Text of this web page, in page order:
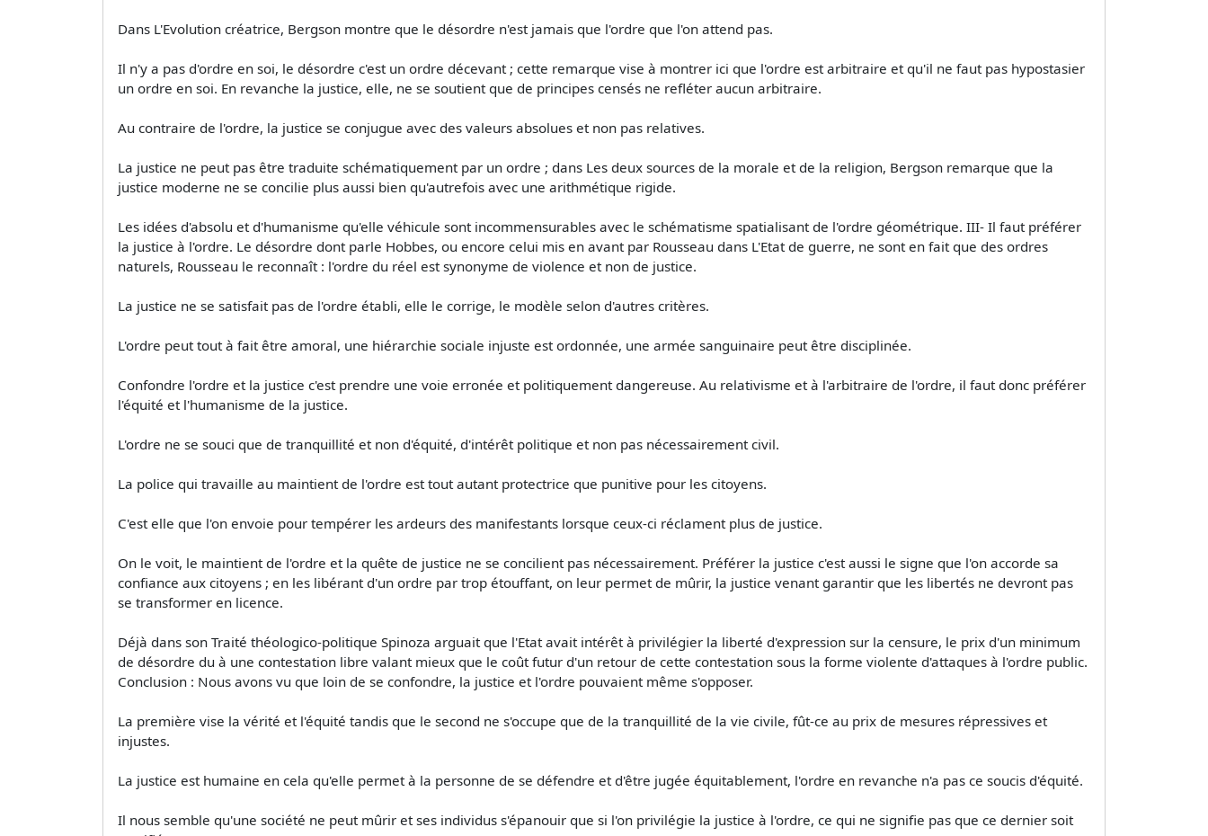
Dans L'Evolution créatrice, Bergson montre que le désordre n'est jamais que l'ordre que l'on attend pas.
Il n'y a pas d'ordre en soi, le désordre c'est un ordre décevant ; cette remarque vise à montrer ici que l'ordre est arbitraire et qu'il ne faut pas hypostasier
un ordre en soi. En revanche la justice, elle, ne se soutient que de principes censés ne refléter aucun arbitraire.
Au contraire de l'ordre, la justice se conjugue avec des valeurs absolues et non pas relatives.
La justice ne peut pas être traduite schématiquement par un ordre ; dans Les deux sources de la morale et de la religion, Bergson remarque que la
justice moderne ne se concilie plus aussi bien qu'autrefois avec une arithmétique rigide.
Les idées d'absolu et d'humanisme qu'elle véhicule sont incommensurables avec le schématisme spatialisant de l'ordre géométrique. III- Il faut préférer
la justice à l'ordre. Le désordre dont parle Hobbes, ou encore celui mis en avant par Rousseau dans L'Etat de guerre, ne sont en fait que des ordres
naturels, Rousseau le reconnaît : l'ordre du réel est synonyme de violence et non de justice.
La justice ne se satisfait pas de l'ordre établi, elle le corrige, le modèle selon d'autres critères.
L'ordre peut tout à fait être amoral, une hiérarchie sociale injuste est ordonnée, une armée sanguinaire peut être disciplinée.
Confondre l'ordre et la justice c'est prendre une voie erronée et politiquement dangereuse. Au relativisme et à l'arbitraire de l'ordre, il faut donc préférer
l'équité et l'humanisme de la justice.
L'ordre ne se souci que de tranquillité et non d'équité, d'intérêt politique et non pas nécessairement civil.
La police qui travaille au maintient de l'ordre est tout autant protectrice que punitive pour les citoyens.
C'est elle que l'on envoie pour tempérer les ardeurs des manifestants lorsque ceux-ci réclament plus de justice.
On le voit, le maintient de l'ordre et la quête de justice ne se concilient pas nécessairement. Préférer la justice c'est aussi le signe que l'on accorde sa
confiance aux citoyens ; en les libérant d'un ordre par trop étouffant, on leur permet de mûrir, la justice venant garantir que les libertés ne devront pas
se transformer en licence.
Déjà dans son Traité théologico-politique Spinoza arguait que l'Etat avait intérêt à privilégier la liberté d'expression sur la censure, le prix d'un minimum
de désordre du à une contestation libre valant mieux que le coût futur d'un retour de cette contestation sous la forme violente d'attaques à l'ordre public.
Conclusion : Nous avons vu que loin de se confondre, la justice et l'ordre pouvaient même s'opposer.
La première vise la vérité et l'équité tandis que le second ne s'occupe que de la tranquillité de la vie civile, fût-ce au prix de mesures répressives et
injustes.
La justice est humaine en cela qu'elle permet à la personne de se défendre et d'être jugée équitablement, l'ordre en revanche n'a pas ce soucis d'équité.
Il nous semble qu'une société ne peut mûrir et ses individus s'épanouir que si l'on privilégie la justice à l'ordre, ce qui ne signifie pas que ce dernier soit